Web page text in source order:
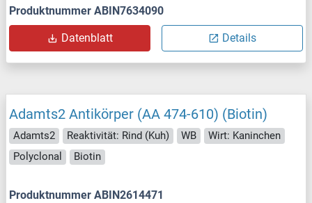
Produktnummer ABIN7634090
Datenblatt Details
Adamts2 Antikörper (AA 474-610) (Biotin)
Adamts2 Reaktivität: Rind (Kuh) WB
Wirt: Kaninchen
Polyclonal
Biotin
Produktnummer ABIN2614471